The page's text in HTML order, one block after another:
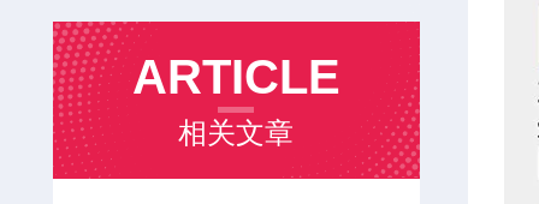
ARTICLE
相关文章